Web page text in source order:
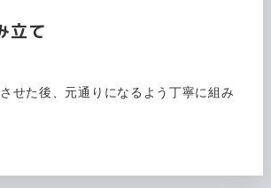
立て
せた後、元通りになるよう丁寧に組み